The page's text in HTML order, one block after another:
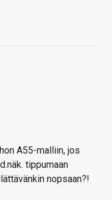
A55-malliin, jos
tippumaan
nopsaan?!